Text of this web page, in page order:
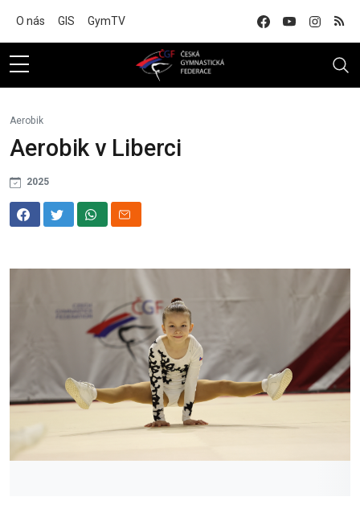
O nás GIS GymTV
Aerobik
Aerobik v Liberci
2025